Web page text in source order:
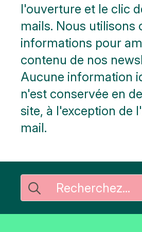
l'ouverture et le clic
mails. Nous utilisons
informations pour
contenu de nos
Aucune information
n'est conservée en
site, à l'exception de
mail.
Rechercher
: